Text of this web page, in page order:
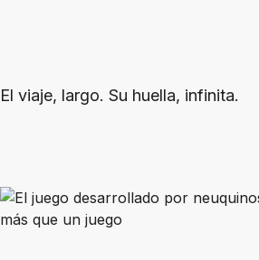
El viaje, largo. Su huella, infinita.